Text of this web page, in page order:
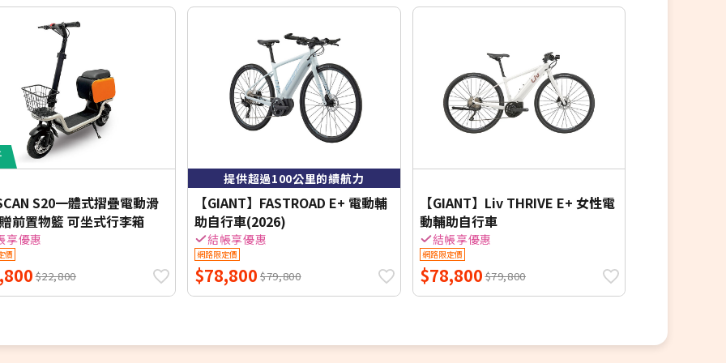
S20一體式摺疊電動滑
前置物籃 可坐式行李箱
享優惠
價
$22,800
提供超過100公里的續航力
【GIANT】FASTROAD E+ 電動輔
助自行車(2026)
結帳享優惠
網路限定價
$78,800 $79,800
【GIANT】Liv THRIVE E+ 女性電
動輔助自行車
結帳享優惠
網路限定價
$78,800$79,800